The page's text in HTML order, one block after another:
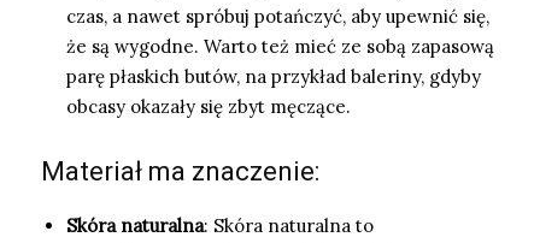
czas, a nawet spróbuj potańczyć, aby upewnić się,
że są wygodne. Warto też mieć ze sobą zapasową
parę płaskich butów, na przykład baleriny, gdyby
obcasy okazały się zbyt męczące.
Materiał ma znaczenie:
Skóra naturalna: Skóra naturalna to